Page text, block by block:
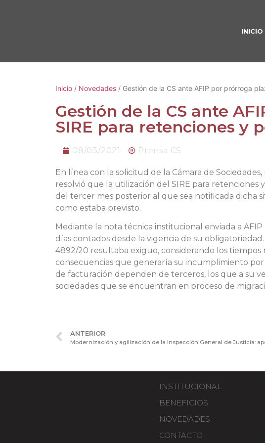
INICIO
Inicio / Novedades / Gestión de la CS ante AFIP por prórroga
Gestión de la CS ante
SIRE para retenciones y
08/03/2021 Prensa CS
En línea con la solicitud de la Cámara de
resolvió que la utilización del SIRE para
del tercer mes posterior al que sea notificada dicha
como estaba previsto.
Mediante la nota técnica institucional enviada a
días contados desde la vigencia de su
4892/20 resultaba exiguo, considerando los tiempos
consecuencias que generaría su incumplimiento
de facturación dependen de terceros, los que a su
sociedades que se encuentran en proceso de
ANTERIOR
INSTITUCIONAL
BENEFICIOS
NOVEDADES
CONTACTO